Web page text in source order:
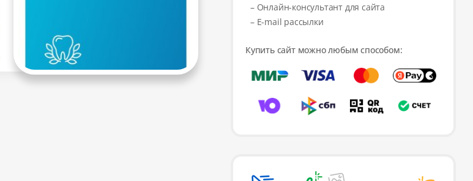
– Онлайн-консультант для сайта
– E-mail рассылки
Купить сайт можно любым способом: